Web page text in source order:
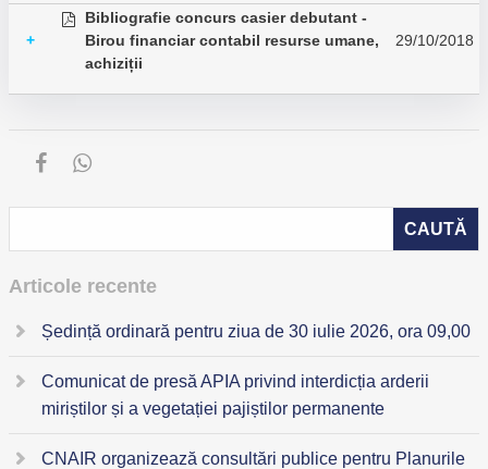
+
Bibliografie concurs casier debutant -
Birou financiar contabil resurse umane,
achiziții
29/10/2018
Articole recente
Ședință ordinară pentru ziua de 30 iulie 2026, ora 09,00
Comunicat de presă APIA privind interdicția arderii
miriștilor și a vegetației pajiștilor permanente
CNAIR organizează consultări publice pentru Planurile